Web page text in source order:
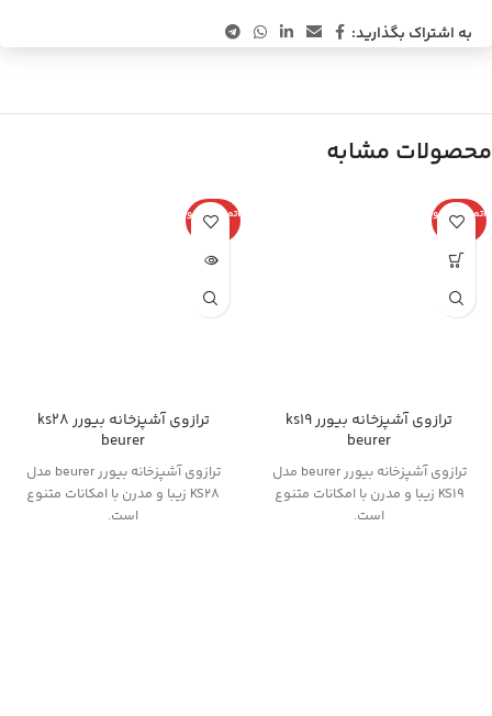
به اشتراک بگذارید:
محصولات مشابه
اتمام موجو
دی
ترازوی آشپزخانه بیورر ks19
beurer
ترازوی آشپزخانه بیورر beurer مدل
KS19 زیبا و مدرن با امکانات متنوع
است.
اتمام موجو
دی
ترازوی آشپزخانه بیورر ks28
beurer
ترازوی آشپزخانه بیورر beurer مدل
KS28 زیبا و مدرن با امکانات متنوع
است.